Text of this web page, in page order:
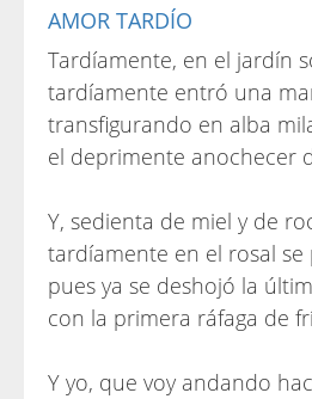
AMOR TARDÍO
Tardíamente, en el jardín
tardíamente entró una
transfigurando en alba
el deprimente anochecer
Y, sedienta de miel y de
tardíamente en el rosal se
pues ya se deshojó la
con la primera ráfaga de
Y yo, que voy andando